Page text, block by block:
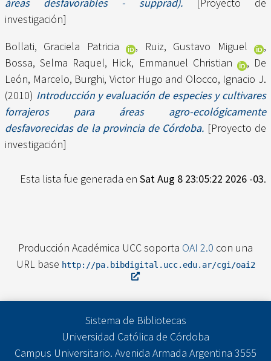
áreas desfavorables - supprad). [Proyecto de
investigación]
Bollati, Graciela Patricia
, Ruiz, Gustavo Miguel
,
Bossa, Selma Raquel, Hick, Emmanuel Christian , De
León, Marcelo, Burghi, Victor Hugo and Olocco, Ignacio J.
(2010) Introducción y evaluación de especies y cultivares
forrajeros para áreas agro-ecológicamente
desfavorecidas de la provincia de Córdoba. [Proyecto de
investigación]
Esta lista fue generada en Sat Aug 8 23:05:22 2026 -03.
Producción Académica UCC soporta OAI 2.0 con una
URL base http://pa.bibdigital.ucc.edu.ar/cgi/oai2
Sistema de Bibliotecas
Universidad Católica de Córdoba
Campus Universitario. Avenida Armada Argentina 3555